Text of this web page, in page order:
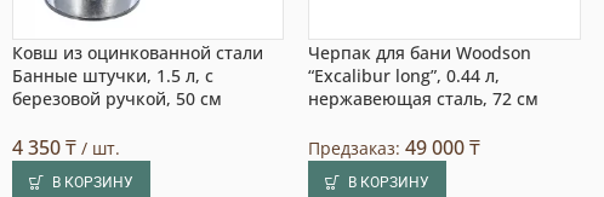
Ковш из оцинкованной стали
Банные штучки, 1.5 л, с
березовой ручкой, 50 см
4 350₸ / шт.
В КОРЗИНУ
Черпак для бани Woodson
“Excalibur long”, 0.44 л,
нержавеющая сталь, 72 см
Предзаказ:49 000₸
В КОРЗИНУ